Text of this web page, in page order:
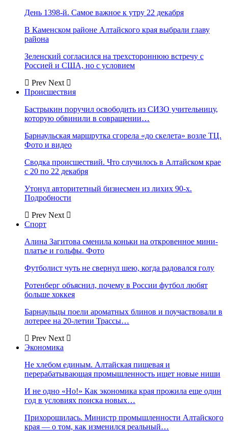
День 1398-й. Самое важное к утру 22 декабря
В Каменском районе Алтайского края выбрали главу
района
Зеленский согласился на трехстороннюю встречу с
Россией и США, но с условием
Prev Next
Происшествия
Бастрыкин поручил освободить из СИЗО учительницу,
которую обвинили в совращении…
Барнаульская маршрутка сгорела «до скелета» возле ТЦ.
Фото и видео
Сводка происшествий. Что случилось в Алтайском крае
с 20 по 22 декабря
Утонул авторитетный бизнесмен из лихих 90-х.
Подробности
Prev Next
Спорт
Алина Загитова сменила коньки на откровенное мини-
платье и гольфы. Фото
Футболист чуть не свернул шею, когда радовался голу
Ротенберг объяснил, почему в России футбол любят
больше хоккея
Барнаульцы поели ароматных блинов и поучаствовали в
лотерее на 20-летии Трассы…
Prev Next
Экономика
Не хлебом единым. Алтайская пищевая и
перерабатывающая промышленность ищет новые ниши
И не одно «Но!» Как экономика края прожила еще один
год в условиях поиска новых…
Прихорошилась. Министр промышленности Алтайского
края — о том, как изменился реальный…